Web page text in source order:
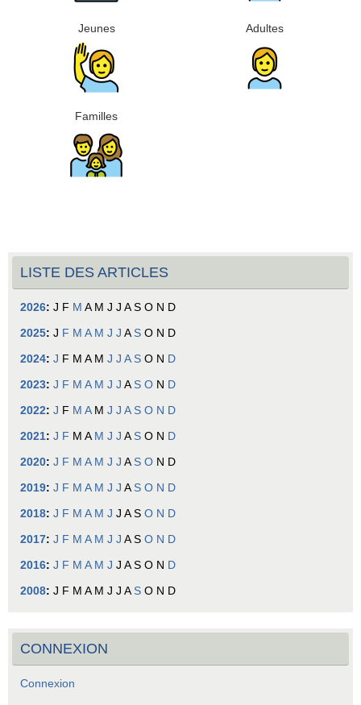
Jeunes Adultes
Familles
LISTE DES ARTICLES
2026: J F M A M J J A S O N D
2025: J F M A M J J A S O N D
2024: J F M A M J J A S O N D
2023: J F M A M J J A S O N D
2022: J F M A M J J A S O N D
2021: J F M A M J J A S O N D
2020: J F M A M J J A S O N D
2019: J F M A M J J A S O N D
2018: J F M A M J J A S O N D
2017: J F M A M J J A S O N D
2016: J F M A M J J A S O N D
2008: J F M A M J J A S O N D
CONNEXION
Connexion